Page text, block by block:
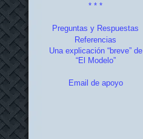
* * *
Preguntas y Respuestas
Referencias
Una explicación “breve” de
“El Modelo”
Email de apoyo